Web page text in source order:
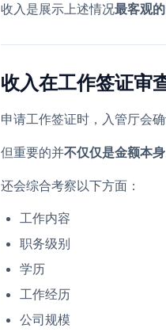
收入是展示上述情况最客观
收入在工作签证审
申请工作签证时，入管厅会
但重要的并不仅仅是金额本身
还会综合考察以下方面：
工作内容
职务级别
学历
工作经历
公司规模